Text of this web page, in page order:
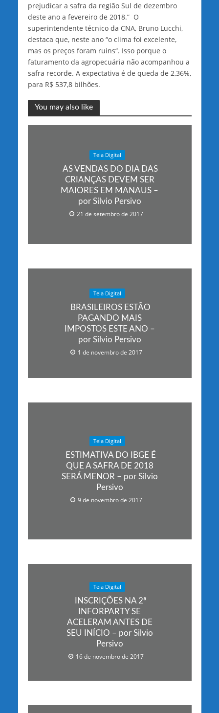
prejudicar a safra da região Sul de dezembro
deste ano a fevereiro de 2018.” O
superintendente técnico da CNA, Bruno Lucchi,
destaca que, neste ano “o clima foi excelente,
mas os preços foram ruins“. Isso porque o
faturamento da agropecuária não acompanhou a
safra recorde. A expectativa é de queda de 2,36%,
para R$ 537,8 bilhões.
You may also like
Teia Digital
AS VENDAS DO DIA DAS
CRIANÇAS DEVEM SER
MAIORES EM MANAUS –
por Silvio Persivo
21 de setembro de 2017
Teia Digital
BRASILEIROS ESTÃO
PAGANDO MAIS
IMPOSTOS ESTE ANO –
por Silvio Persivo
1 de novembro de 2017
Teia Digital
ESTIMATIVA DO IBGE É
QUE A SAFRA DE 2018
SERÁ MENOR – por Silvio
Persivo
9 de novembro de 2017
Teia Digital
INSCRIÇÕES NA 2ª
INFORPARTY SE
ACELERAM ANTES DE
SEU INÍCIO – por Silvio
Persivo
16 de novembro de 2017